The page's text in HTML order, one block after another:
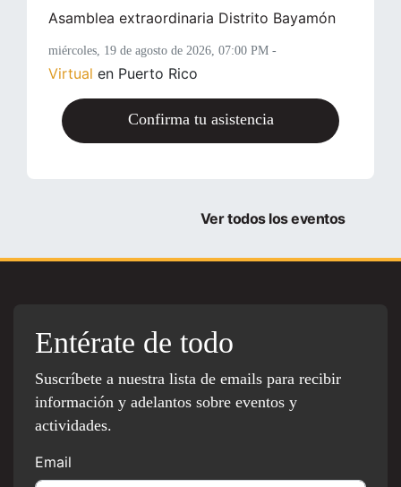
Asamblea extraordinaria Distrito Bayamón
miércoles, 19 de agosto de 2026 , 07:00 PM -
Virtual en Puerto Rico
Confirma tu asistencia
Ver todos los eventos
Entérate de todo
Suscríbete a nuestra lista de emails para recibir
información y adelantos sobre eventos y
actividades.
Email